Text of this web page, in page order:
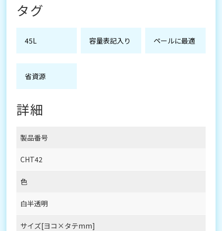
タグ
45L 容量表記入り ペールに最適
省資源
詳細
製品番号
CHT42
色
白半透明
サイズ[ヨコ×タテmm]